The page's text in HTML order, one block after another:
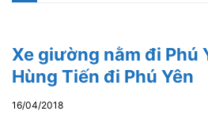
Xe giường nằm đi Phú
Hùng Tiến đi Phú Yên
16/04/2018